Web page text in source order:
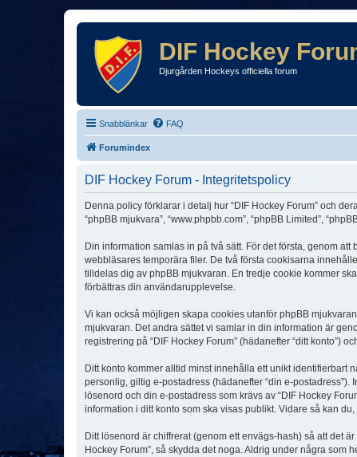
DIF Hockey
Djurgården Hockeys officiella forum
Snabblänkar FAQ
Forumindex
DIF Hockey Forum - Integritetspolicy
Denna policy förklarar i detalj hur “DIF Hockey Forum” och
“phpBB mjukvara”, “www.phpbb.com”, “phpBB Limited”,
Din information samlas in på två sätt. För det första, genom
webbläsares temporära filer. De två första cookisarna
tilldelas dig av phpBB mjukvaran. En tredje cookie kommer
förbättras din användarupplevelse.
Vi kan också möjligen skapa cookies utanför phpBB
mjukvaran. Det andra sättet vi samlar in din information är
registrering på “DIF Hockey Forum” (hädanefter “ditt konto”)
Ditt konto kommer alltid minst innehålla ett unikt identifierbart
personlig, giltig e-postadress (hädanefter “din e-
lösenord och din e-postadress som krävs av “DIF Hockey
information i ditt konto som ska visas publikt. Vidare så kan
Ditt lösenord är chiffrerat (genom ett envägs-hash) så att det
Hockey Forum”, så skydda det noga. Aldrig under några som